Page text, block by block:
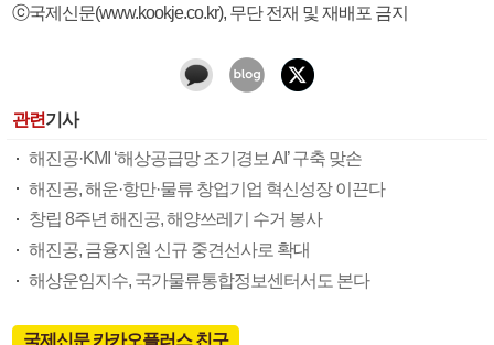
ⓒ국제신문(www.kookje.co.kr), 무단 전재 및 재배포 금지
관련기사
해진공·KMI ‘해상공급망 조기경보 AI’ 구축 맞손
해진공, 해운·항만·물류 창업기업 혁신성장 이끈다
창립 8주년 해진공, 해양쓰레기 수거 봉사
해진공, 금융지원 신규 중견선사로 확대
해상운임지수, 국가물류통합정보센터서도 본다
국제신문 카카오플러스 친구